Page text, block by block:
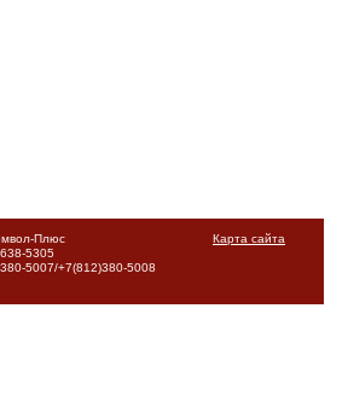
Карта сайта
Плюс
5305
5007/+7(812)380-5008